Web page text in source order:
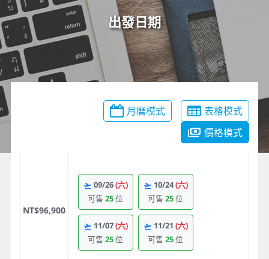
出發日期
月曆模式
表格模式
價格模式
NT$96,900
09/26(六)
可售25位
10/24(六)
可售25位
11/07(六)
可售25位
11/21 (六)
可售25位